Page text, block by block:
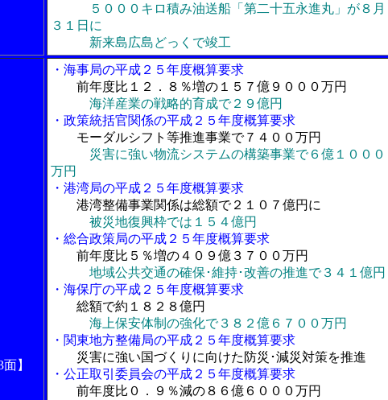
５０００キロ積み油送船「第二十五永進丸」が８月
３１日に
新来島広島どっくで竣工
】
・海事局の平成２５年度概算要求
前年度比１２．８％増の１５７億９０００万円
海洋産業の戦略的育成で２９億円
・政策統括官関係の平成２５年度概算要求
モーダルシフト等推進事業で７４００万円
災害に強い物流システムの構築事業で６億１０００
万円
・港湾局の平成２５年度概算要求
港湾整備事業関係は総額で２１０７億円に
被災地復興枠では１５４億円
・総合政策局の平成２５年度概算要求
前年度比５％増の４０９億３７００万円
地域公共交通の確保･維持･改善の推進で３４１億円
・海保庁の平成２５年度概算要求
総額で約１８２８億円
海上保安体制の強化で３８２億６７００万円
・関東地方整備局の平成２５年度概算要求
災害に強い国づくりに向けた防災･減災対策を推進
・公正取引委員会の平成２５年度概算要求
前年度比０．９％減の８６億６０００万円